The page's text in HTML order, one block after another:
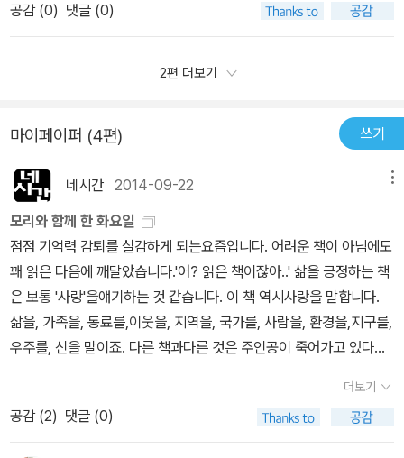
순수한 순간의 인간의 말이기 때문일 것이다.모리 코치는 우리 인생
삐 뛰어다니는 사람들이 너무 많아. 자기들이 중요하다고 생각하는
일을 하느라 분주할 때조차도 반은 자고 있는 것 같다구. 그것은 그들
이 엉뚱한 것을 쫓고 있기 때문이지. 자기의 인생을 의미 있게 살려면
자기를 사랑해주는 사람들을 위해 바쳐야 하네. 자기가 속한 공동체
에 헌신하고, 자신에게 생의 의미와 목적을 주는 일을 창조하는 데 헌
신해야 하네.” 77 쪽또한 사람이라면 ‘오늘이 지상에서의 마지막 날
이 되면 어떨까?’ 하는 생각을 해봄직 하지만 그렇지 못한데, 그 이유
에 대해서도 이렇게 말했다. “미치, 우리의 문화는 죽음이 임박할 때
까지는 그런 것들을 생각하게 놔두지 않네. 우리는 이기적인 것들에
휩싸여 살고 있어. 경력이라든가 가족, 주택 융자금을 넣을 돈은 충분
한다, 새 차를 살 수 있는가, 고장난 난방 장치를 수리할 돈은 있는가
싸여 살아. 그래서 한 발 뒤로 물러서서 우리의 삶을 관조하며, ‘이게
라는 것을 깨닫게 되었다. 나 자신부터 다른 사람들에게 애정을 주지
없고, 애정을 주고받는 것은 인간의 본능이다. 하지만 현대 사회에서
어떤 사람들은 애정을 주는 것을 두려워하고 거부하기도 한다. 또 어
떤 사람들은 애정을 받는 것을 원하지 않는다고 반항하지만, 사실은
너무나 큰 애정이 결핍되어 애정 받기를 간절히 바라고 있기도 하다.
따라서 우리들은 서로에게 관심을 갖고 사랑을 줄 수 있는 데로 주며,
문제가 있는 사람들을 이해하고 포용하는 태도를 취해야 한다. 그 것
은 우리 인간이 할 수 있는 일 중 최고의 가치를 지닌 일이다.어렸을
때 우리 가족은 종종 눈을 감고 뒤로 넘어지면 다른 사람이 받아주는
게임을 한 적이 있었는데, ‘모리’도 학생들에게 그 놀이를 하도록 시켰
었나 보다. 그 놀이를 성공한 여학생이 나타나자, 그는 이렇게 말했다.
“눈에 보이는 것을 믿을 수 없을 때, 느껴지는 것을 믿어야 합니다. 그
고 있음을 느껴야 합니다. 여러분이 어둠 속에 있을 때조차도 말입니
나 역시 그런 부류이다. 모리교수는 죽음을 맞이함에 있어 그 누구보
다도 실제 담담하고 의연하게 대처했다. 이 책을 읽고나면 ‘당신이 허
비한 오늘이 어제 죽어간 사람이 그토록 소망했던 내일이다.’라는 문
남겨준 모리교수가 존경스럽고, 독자로써 감사하다.“살면서 현재 자
신의 인생에서 무엇이 좋고 진실하며 아름다운지 발견해야 되네.” P.1
70모리교수는 미치와 우리에게 인생에서 가장 중요한 것들 즉 사랑
을 받아들이는 법, 사랑을 나눠주는 법, 가족, 나이 드는것 등에 대한
메시지를 전해준다. 모리교수는 자신이 곧 죽는다는 것을 알기에 매
순간을 소중하게 다룰 줄을 알았고, 다가오는 죽음에 당황하기 보다
는 자신의 삶에 대해 많은 사람들에게 들려주어 사람들과 죽음 사이
에 다리가 되어주길 원했다. 우리는 자신이 언젠가는 죽게 된다는 것
을 알지만 절대 죽지 않을 사람처럼 하루하루를 허비하며 살고 있다.
그런 우리에게 날카롭기보다는 따뜻한 할아버지의 속삭임처럼 정겹
의 진정한 우정이 아름답다. 모리교수를 제자 미치는 물론이고 이 책
을 읽는 세계의 독자들 모두에게 아버지이자 스승이자 삶의 멘토가
되어준다. 모리교수는 세상을 떠났지만 그 감동적인 교훈들은 이 책
공감 (0) 댓글 (0)
2편 더보기
마이페이퍼 (4편) 쓰기
네시간 2014-09-22
모리와 함께 한 화요일
점점 기억력 감퇴를 실감하게 되는요즘입니다. 어려운 책이 아님에도
꽤 읽은 다음에 깨달았습니다.'어? 읽은 책이잖아..' 삶을 긍정하는 책
은 보통 '사랑'을얘기하는 것 같습니다. 이 책 역시사랑을 말합니다.
삶을, 가족을, 동료를,이웃을, 지역을, 국가를, 사람을, 환경을,지구를,
우주를, 신을 말이죠. 다른 책과다른 것은 주인공이 죽어가고 있다는
루 죽어가는자신을 직시하며 그럼에도 불구하고 생을,삶을 사랑하는
것이죠. 그것은 생에 대한집착과는 다른 성질의 것입니다. 나와의 화
해이기도 하고 동료친지이웃들과의화해이기도 하며 인류와 신의 피
더보기
공감 (2) 댓글 (0)